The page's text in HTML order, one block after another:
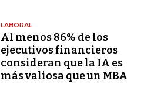
LABORAL
Al menos 86% de los
ejecutivos financieros
consideran que la IA es
más valiosa que un MBA